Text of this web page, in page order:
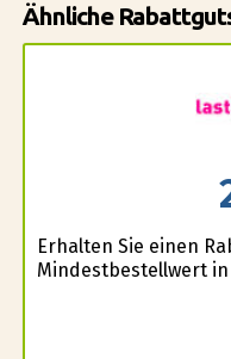
Ähnliche
Erhalten Sie einen
Mindestbestellwert in